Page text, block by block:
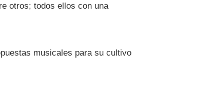
otros; todos ellos con una
musicales para su cultivo